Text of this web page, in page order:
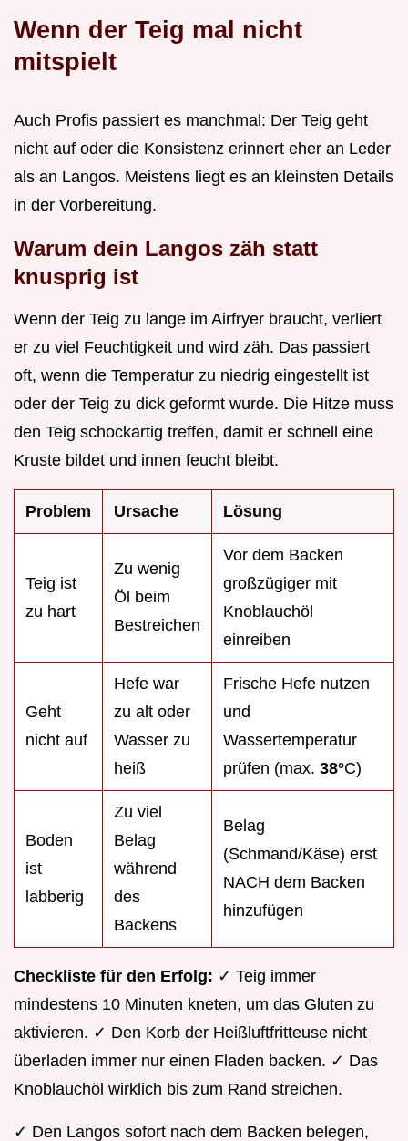
Wenn der Teig mal nicht
mitspielt
Auch Profis passiert es manchmal: Der Teig geht
nicht auf oder die Konsistenz erinnert eher an Leder
als an Langos. Meistens liegt es an kleinsten Details
in der Vorbereitung.
Warum dein Langos zäh statt
knusprig ist
Wenn der Teig zu lange im Airfryer braucht, verliert
er zu viel Feuchtigkeit und wird zäh. Das passiert
oft, wenn die Temperatur zu niedrig eingestellt ist
oder der Teig zu dick geformt wurde. Die Hitze muss
den Teig schockartig treffen, damit er schnell eine
Kruste bildet und innen feucht bleibt.
Problem Ursache Lösung
Teig ist
zu hart
Zu wenig
Öl beim
Bestreichen
Vor dem Backen
großzügiger mit
Knoblauchöl
einreiben
Geht
nicht auf
Hefe war
zu alt oder
Wasser zu
heiß
Frische Hefe nutzen
und
Wassertemperatur
prüfen (max. 38°C)
Boden
ist
labberig
Zu viel
Belag
während
des
Backens
Belag
(Schmand/Käse) erst
NACH dem Backen
hinzufügen
Checkliste für den Erfolg: ✓ Teig immer
mindestens 10 Minuten kneten, um das Gluten zu
aktivieren. ✓ Den Korb der Heißluftfritteuse nicht
überladen immer nur einen Fladen backen. ✓ Das
Knoblauchöl wirklich bis zum Rand streichen.
✓ Den Langos sofort nach dem Backen belegen,